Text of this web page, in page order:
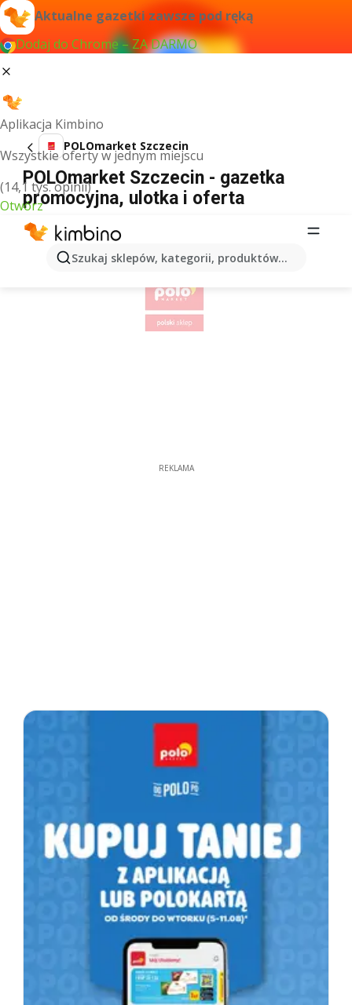
Aktualne gazetki zawsze pod ręką
Dodaj do Chrome – ZA DARMO
Aplikacja Kimbino
Wszystkie oferty w jednym miejscu
(14,1 tys. opinii)
Otwórz
Szukaj sklepów, kategorii, produktów...
POLOmarket Szczecin
POLOmarket Szczecin - gazetka
promocyjna, ulotka i oferta
REKLAMA